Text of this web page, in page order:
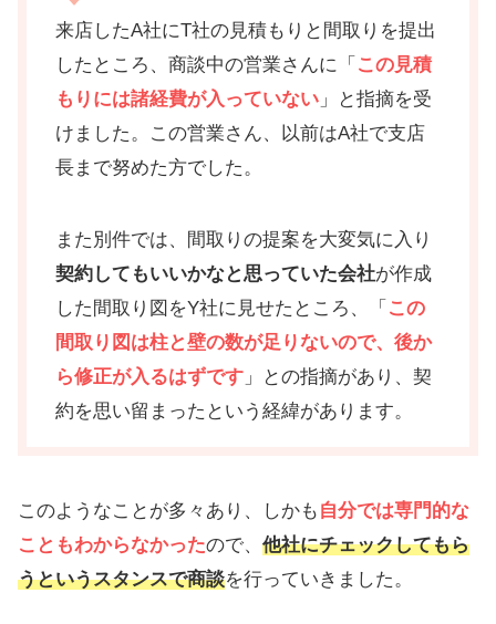
来店したA社にT社の見積もりと間取りを提出
したところ、商談中の営業さんに「 この見積
もりには諸経費が入っていない」と指摘を受
けました。この営業さん、以前はA社で支店
長まで努めた方でした。
また別件では、間取りの提案を大変気に入り
契約してもいいかなと思っていた会社が作成
した間取り図をY社に見せたところ、「 この
間取り図は柱と壁の数が足りないので、後か
ら修正が入るはずです」との指摘があり、契
約を思い留まったという経緯があります。
このようなことが多々あり、しかも 自分では専門的な
こともわからなかったので、 他社にチェックしてもら
うというスタンスで商談を行っていきました。